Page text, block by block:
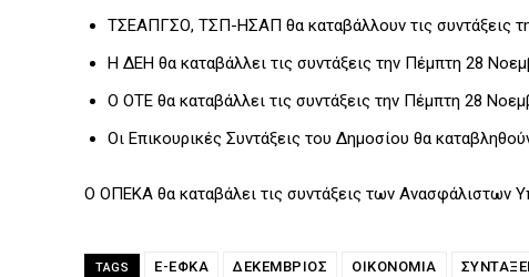
ΤΣΕΑΠΓΣΟ, ΤΣΠ-ΗΣΑΠ θα καταβάλλουν τις συντάξεις
Η ΔΕΗ θα καταβάλλει τις συντάξεις την Πέμπτη 28
Ο ΟΤΕ θα καταβάλλει τις συντάξεις την Πέμπτη 28
Οι Επικουρικές Συντάξεις του Δημοσίου θα
Ο ΟΠΕΚΑ θα καταβάλει τις συντάξεις των Ανασφάλιστων
TAGS E-ΕΦΚΑ ΔΕΚΈΜΒΡΙΟΣ ΟΙΚΟΝΟΜΙΑ